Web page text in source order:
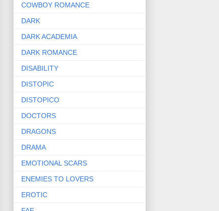
COWBOY ROMANCE
DARK
DARK ACADEMIA
DARK ROMANCE
DISABILITY
DISTOPIC
DISTOPICO
DOCTORS
DRAGONS
DRAMA
EMOTIONAL SCARS
ENEMIES TO LOVERS
EROTIC